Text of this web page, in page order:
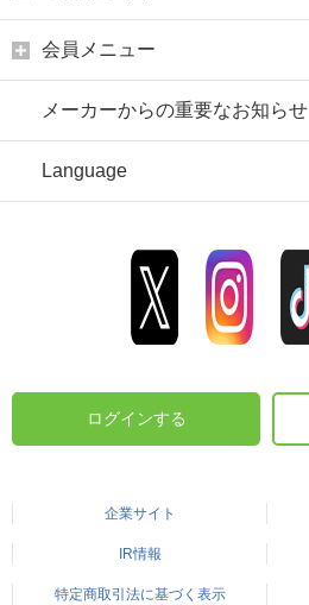
会員メニュー
メーカーからの重要なお知らせ
Language
ログインする
企業サイト
IR情報
特定商取引法に基づく表示